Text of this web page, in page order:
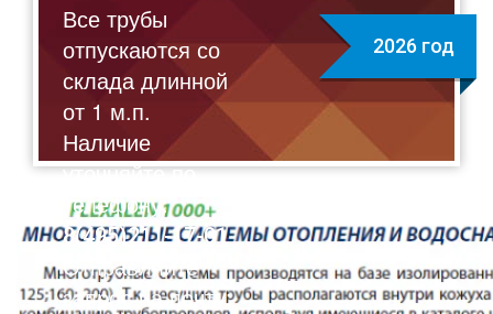
Все трубы
отпускаются со
склада длинной
от 1 м.п.
Наличие
уточняйте по
телефону:
8(495)211-17-01
Отправляйте
запрос на почту:
2026 год